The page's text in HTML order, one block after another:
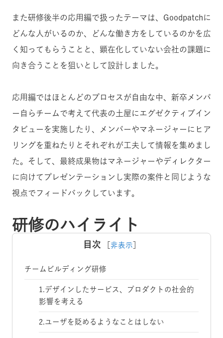
また研修後半の応用編で扱ったテーマは、Goodpatchに
どんな人がいるのか、どんな働き方をしているのかを広
く知ってもらうことと、顕在化していない会社の課題に
向き合うことを狙いとして設計しました。
応用編ではほとんどのプロセスが自由な中、新卒メンバ
ー自らチームで考えて代表の土屋にエグゼクティブイン
タビューを実施したり、メンバーやマネージャーにヒア
リングを重ねたりとそれぞれが工夫して情報を集めまし
た。そして、最終成果物はマネージャーやディレクター
に向けてプレゼンテーションし実際の案件と同じような
視点でフィードバックしています。
研修のハイライト
目次 非表示
チームビルディング研修
1.デザインしたサービス、プロダクトの社会的
影響を考える
2.ユーザを貶めるようなことはしない